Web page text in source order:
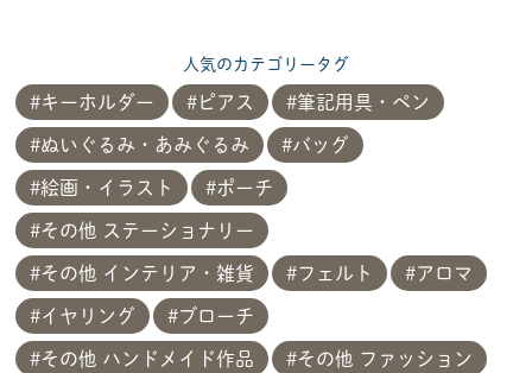
人気のカテゴリータグ
キーホルダー ピアス 筆記用具・ペン
ぬいぐるみ・あみぐるみ バッグ
絵画・イラスト ポーチ
その他 ステーショナリー
その他 インテリア・雑貨 フェルト アロマ
イヤリング ブローチ
その他 ハンドメイド作品 その他 ファッション